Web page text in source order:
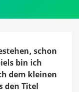
schon
bin ich
dem kleinen
den Titel